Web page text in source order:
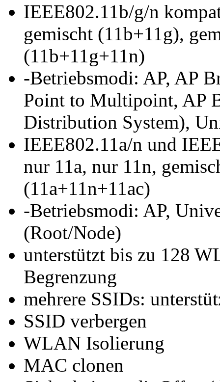
IEEE802.11b/g/n
gemischt (11b+11g),
(11b+11g+11n)
-Betriebsmodi: AP, AP
Point to Multipoint, AP
Distribution System),
IEEE802.11a/n und
nur 11a, nur 11n,
(11a+11n+11ac)
-Betriebsmodi: AP,
(Root/Node)
unterstützt bis zu 128
Begrenzung
mehrere SSIDs:
SSID verbergen
WLAN Isolierung
MAC clonen